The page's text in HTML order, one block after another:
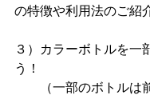
の特徴や利用法のご紹
３）カラーボトルを一
う！
（一部のボトルは